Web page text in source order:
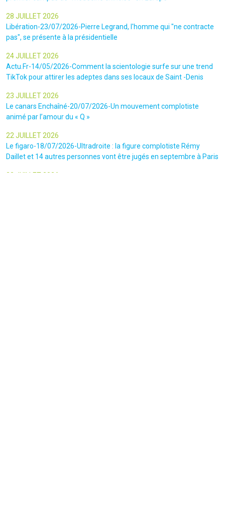
28 JUILLET 2026
Libération-23/07/2026-Pierre Legrand, l'homme qui "ne contracte
pas", se présente à la présidentielle
24 JUILLET 2026
Actu.Fr-14/05/2026-Comment la scientologie surfe sur une trend
TikTok pour attirer les adeptes dans ses locaux de Saint -Denis
23 JUILLET 2026
Le canars Enchaîné-20/07/2026-Un mouvement complotiste
animé par l’amour du « Q »
22 JUILLET 2026
Le figaro-18/07/2026-Ultradroite : la figure complotiste Rémy
Daillet et 14 autres personnes vont être jugés en septembre à Paris
22 JUILLET 2026